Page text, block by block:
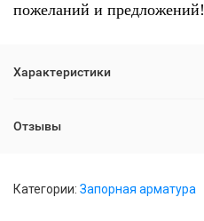
пожеланий и предложений!
Характеристики
Отзывы
Категории: Запорная арматура